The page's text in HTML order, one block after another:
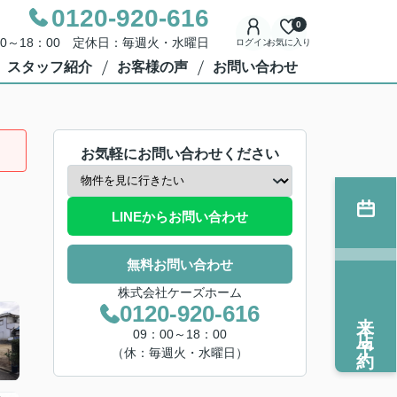
0120-920-616
～18：00 定休日：毎週火・水曜日 ログインお気に入り
0
スタッフ紹介 お客様の声 お問い合わせ
お気軽にお問い合わせください
LINEからお問い合わせ
無料お問い合わせ
株式会社ケーズホーム
0120-920-616
09：00～18：00
（休：毎週火・水曜日）
来店予約